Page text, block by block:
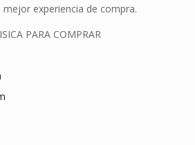
experiencia de compra.
PARA COMPRAR